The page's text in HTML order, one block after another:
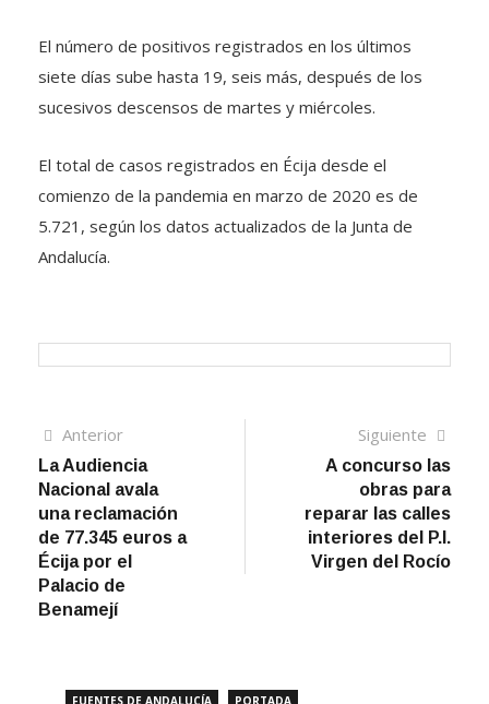
El número de positivos registrados en los últimos
siete días sube hasta 19, seis más, después de los
sucesivos descensos de martes y miércoles.
El total de casos registrados en Écija desde el
comienzo de la pandemia en marzo de 2020 es de
5.721, según los datos actualizados de la Junta de
Andalucía.
Navegación
de
entradas
AnteriorArtículo
anterior
La Audiencia
Nacional avala
una reclamación
de 77.345 euros a
Écija por el
Palacio de
Benamejí
Siguiente
A concurso las
obras para
reparar las calles
interiores del P.I.
Virgen del Rocío
FUENTES DE ANDALUCÍA PORTADA